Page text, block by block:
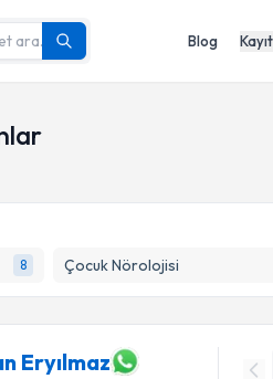
Blog
8 Çocuk Nörolojisi
Eryılmaz